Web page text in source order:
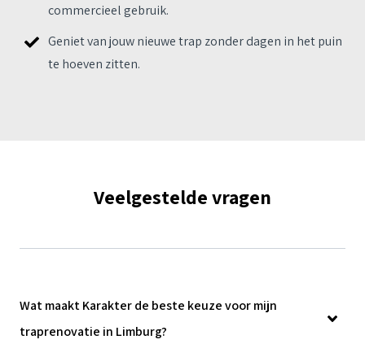
commercieel gebruik.
Geniet van jouw nieuwe trap zonder dagen in het puin
te hoeven zitten.
Veelgestelde vragen
Wat maakt Karakter de beste keuze voor mijn
traprenovatie in Limburg?